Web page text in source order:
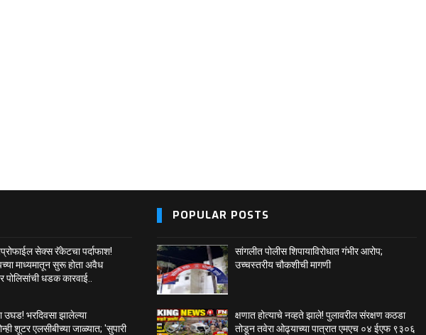
सेक्स रॅकेटचा पर्दाफाश!
माध्यमातून सुरू होता अवैध
पोलिसांची धडक कारवाई..
उघड! भरदिवसा झालेल्या
शूटर एलसीबीच्या जाळ्यात; 'सुपारी
POPULAR POSTS
सांगलीत पोलीस शिपायाविरोधात गंभीर आरोप;
उच्चस्तरीय चौकशीची मागणी
क्षणात होत्याचे नव्हते झाले! पुलावरील संरक्षण कठडा
तोडून तवेरा ओढ्याच्या पात्रात एमएच ०४ ईएफ ९३०६